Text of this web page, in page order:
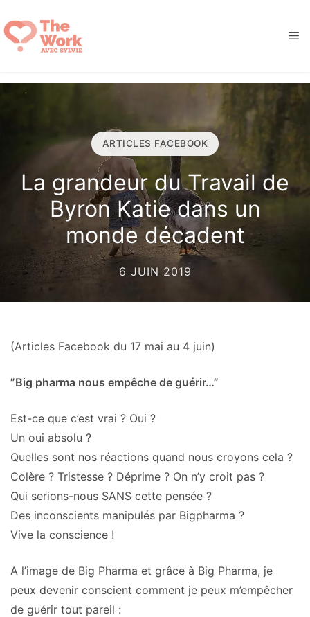
au
contenu
ARTICLES FACEBOOK
La grandeur du Travail de
Byron Katie dans un
monde décadent
6 JUIN 2019
(Articles Facebook du 17 mai au 4 juin)
”Big pharma nous empêche de guérir…”
Est-ce que c’est vrai ? Oui ?
Un oui absolu ?
Quelles sont nos réactions quand nous croyons cela ?
Colère ? Tristesse ? Déprime ? On n’y croit pas ?
Qui serions-nous SANS cette pensée ?
Des inconscients manipulés par Bigpharma ?
Vive la conscience !
A l’image de Big Pharma et grâce à Big Pharma, je
peux devenir conscient comment je peux m’empêcher
de guérir tout pareil :